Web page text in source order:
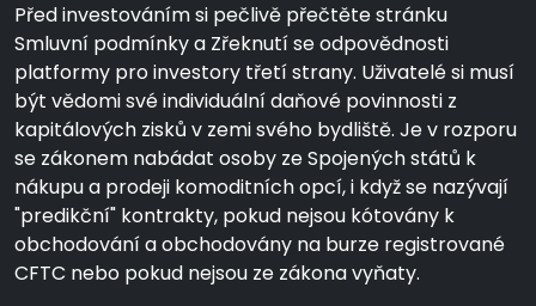
Před investováním si pečlivě přečtěte stránku
Smluvní podmínky a Zřeknutí se odpovědnosti
platformy pro investory třetí strany. Uživatelé si musí
být vědomi své individuální daňové povinnosti z
kapitálových zisků v zemi svého bydliště. Je v rozporu
se zákonem nabádat osoby ze Spojených států k
nákupu a prodeji komoditních opcí, i když se nazývají
"predikční" kontrakty, pokud nejsou kótovány k
obchodování a obchodovány na burze registrované
CFTC nebo pokud nejsou ze zákona vyňaty.